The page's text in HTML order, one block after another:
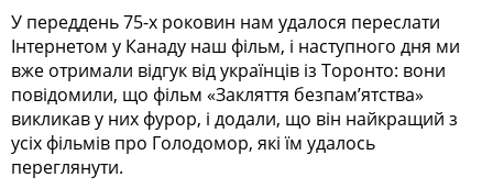
У переддень 75-х роковин нам удалося переслати
Інтернетом у Канаду наш фільм, і наступного дня ми
вже отримали відгук від українців із Торонто: вони
повідомили, що фільм «Закляття безпам’ятства»
викликав у них фурор, і додали, що він найкращий з
усіх фільмів про Голодомор, які їм удалось
переглянути.